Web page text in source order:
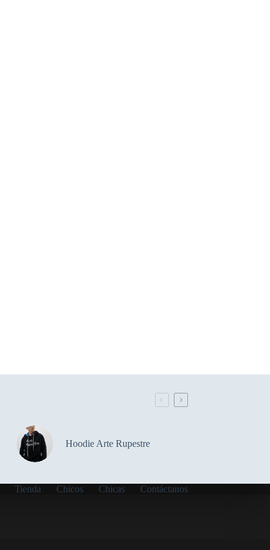
Hoodie Arte Rupestre
Tienda Chicos Chicas
Contáctanos